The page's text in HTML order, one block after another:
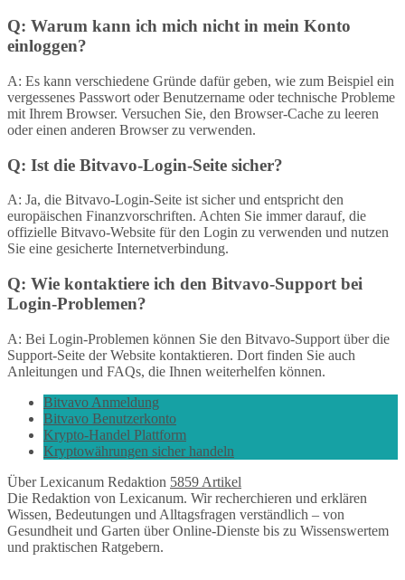
Q: Warum kann ich mich nicht in mein Konto
einloggen?
A: Es kann verschiedene Gründe dafür geben, wie zum Beispiel ein
vergessenes Passwort oder Benutzername oder technische Probleme
mit Ihrem Browser. Versuchen Sie, den Browser-Cache zu leeren
oder einen anderen Browser zu verwenden.
Q: Ist die Bitvavo-Login-Seite sicher?
A: Ja, die Bitvavo-Login-Seite ist sicher und entspricht den
europäischen Finanzvorschriften. Achten Sie immer darauf, die
offizielle Bitvavo-Website für den Login zu verwenden und nutzen
Sie eine gesicherte Internetverbindung.
Q: Wie kontaktiere ich den Bitvavo-Support bei
Login-Problemen?
A: Bei Login-Problemen können Sie den Bitvavo-Support über die
Support-Seite der Website kontaktieren. Dort finden Sie auch
Anleitungen und FAQs, die Ihnen weiterhelfen können.
Bitvavo Anmeldung
Bitvavo Benutzerkonto
Krypto-Handel Plattform
Kryptowährungen sicher handeln
Über Lexicanum Redaktion 5859 Artikel
Die Redaktion von Lexicanum. Wir recherchieren und erklären
Wissen, Bedeutungen und Alltagsfragen verständlich – von
Gesundheit und Garten über Online-Dienste bis zu Wissenswertem
und praktischen Ratgebern.